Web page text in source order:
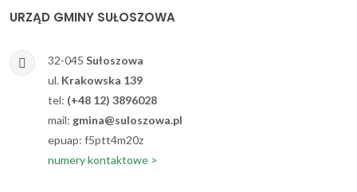
URZĄD GMINY SUŁOSZOWA
32-045 Sułoszowa
ul. Krakowska 139
tel: (+48 12) 3896028
mail: gmina@suloszowa.pl
epuap: f5ptt4m20z
numery kontaktowe >